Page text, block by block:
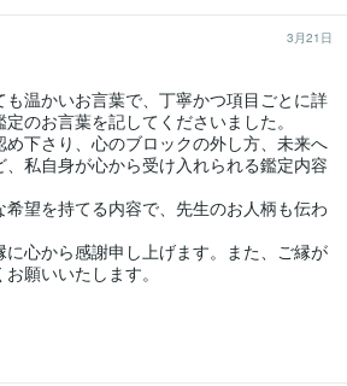
3月21日
温かいお言葉で、丁寧かつ項目ごとに詳
のお言葉を記してくださいました。
下さり、心のブロックの外し方、未来へ
私自身が心から受け入れられる鑑定内容
望を持てる内容で、先生のお人柄も伝わ
心から感謝申し上げます。また、ご縁が
願いいたします。